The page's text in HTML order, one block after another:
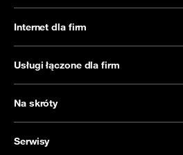
Internet dla firm
Usługi łączone dla firm
Na skróty
Serwisy